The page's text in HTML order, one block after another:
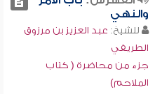
والنهي
للشيخ: عبد العزيز بن مرزوق
الطريفي
جزء من محاضرة ( كتاب
الملاحم)